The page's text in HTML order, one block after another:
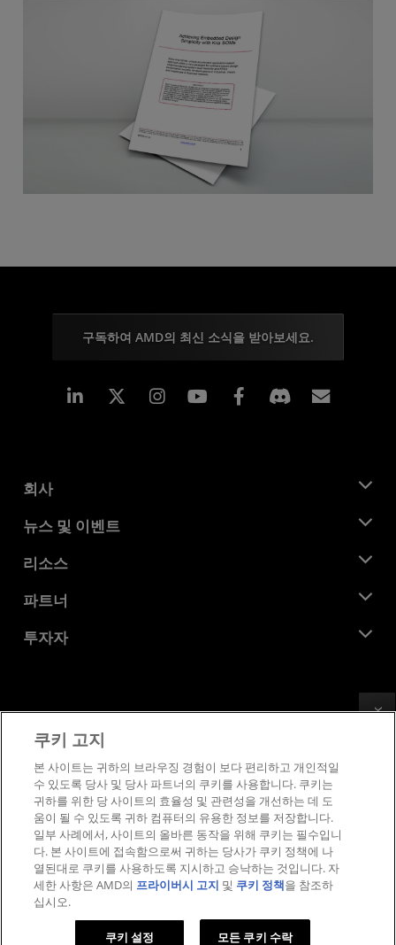
구독하여 AMD의 최신 소식을 받아보세요.
Linkedin Instagram Facebook
회사
AMD 소개
기업의 사회적 책임
채용
문의하기
뉴스 및 이벤트
뉴스룸
미디어 라이브러리
리소스
개발자 센트럴
사례 연구
파트너
AMD 파트너 허브
투자자
이사위원회
거버넌스 문서
SEC 신고서
상표
공급망 투명성
공정 및 공개 경쟁
영국 세금 전략
쿠키 정책
쿠키 설정
쿠키 고지
본 사이트는 귀하의 브라우징 경험이 보다 편리하고 개인적일
수 있도록 당사 및 당사 파트너의 쿠키를 사용합니다. 쿠키는
귀하를 위한 당 사이트의 효율성 및 관련성을 개선하는 데 도
움이 될 수 있도록 귀하 컴퓨터의 유용한 정보를 저장합니다.
일부 사례에서, 사이트의 올바른 동작을 위해 쿠키는 필수입니
다. 본 사이트에 접속함으로써 귀하는 당사가 쿠키 정책에 나
열된대로 쿠키를 사용하도록 지시하고 승낙하는 것입니다. 자
세한 사항은 AMD의 프라이버시 고지 및 쿠키 정책을 참조하
십시오.
쿠키 설정 모든 쿠키 수락